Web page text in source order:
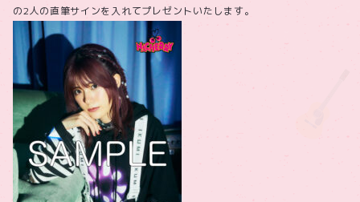
の2人の直筆サインを入れてプレゼントいたします。